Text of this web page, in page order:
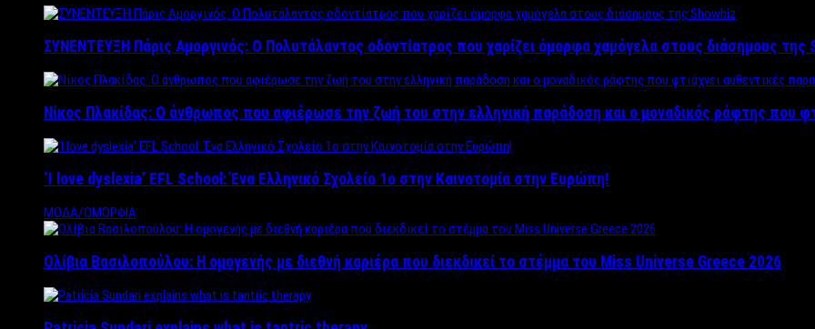
ΣΥΝΕΝΤΕΥΞΗ Πάρις Αμοργινός: O Πολυτάλαντος οδοντίατρος που χαρίζει όμορφα χαμόγελα στους διάσημους της
Νίκος Πλακίδας: O άνθρωπος που αφιέρωσε την ζωή του στην ελληνική παράδοση και ο μοναδικός ράφτης που
‘Ι love dyslexia’ EFL School: Ένα Ελληνικό Σχολείo 1ο στην Καινοτομία στην Ευρώπη!
ΜΟΔΑ/ΟΜΟΡΦΙΑ
Ολίβια Βασιλοπούλου: Η ομογενής με διεθνή καριέρα που διεκδικεί το στέμμα του Miss Universe Greece 2026